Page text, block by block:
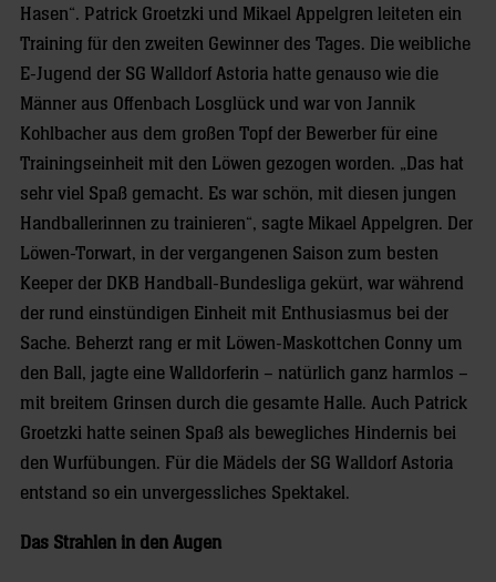
Hasen“. Patrick Groetzki und Mikael Appelgren leiteten ein
Training für den zweiten Gewinner des Tages. Die weibliche
E-Jugend der SG Walldorf Astoria hatte genauso wie die
Männer aus Offenbach Losglück und war von Jannik
Kohlbacher aus dem großen Topf der Bewerber für eine
Trainingseinheit mit den Löwen gezogen worden. „Das hat
sehr viel Spaß gemacht. Es war schön, mit diesen jungen
Handballerinnen zu trainieren“, sagte Mikael Appelgren. Der
Löwen-Torwart, in der vergangenen Saison zum besten
Keeper der DKB Handball-Bundesliga gekürt, war während
der rund einstündigen Einheit mit Enthusiasmus bei der
Sache. Beherzt rang er mit Löwen-Maskottchen Conny um
den Ball, jagte eine Walldorferin – natürlich ganz harmlos –
mit breitem Grinsen durch die gesamte Halle. Auch Patrick
Groetzki hatte seinen Spaß als bewegliches Hindernis bei
den Wurfübungen. Für die Mädels der SG Walldorf Astoria
entstand so ein unvergessliches Spektakel.
Das Strahlen in den Augen